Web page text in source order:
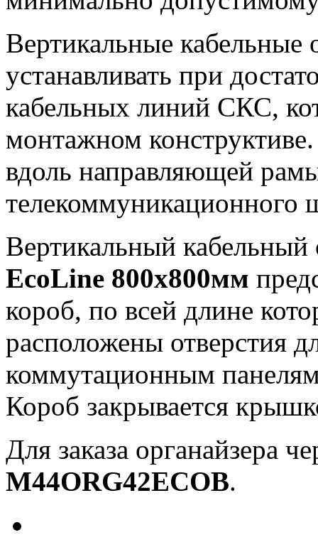
Вертикальные кабельные
устанавливать при
кабельных линий СКС,
монтажном
вдоль направляющей
телекоммуникационного
Вертикальный
EcoLine 800х800мм
короб, по всей длине
расположены отверстия
коммутационным
Короб закрывается
Для заказа органайзера
M44ORG42ECOB.